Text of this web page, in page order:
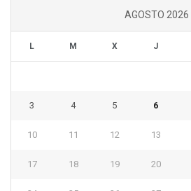
AGOSTO 2026
L M X J
3 4 5 6
10 11 12 13
17 18 19 20